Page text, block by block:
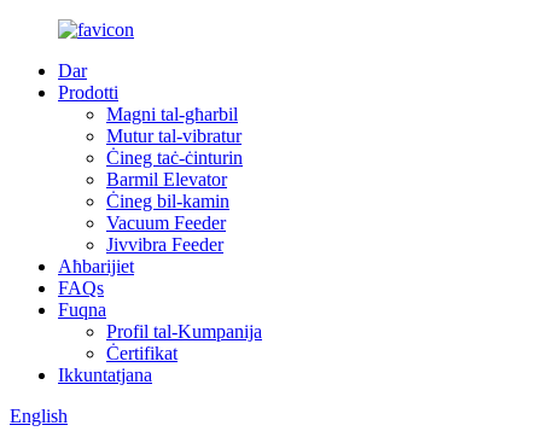
Dar
Prodotti
Magni tal-għarbil
Mutur tal-vibratur
Ċineg taċ-ċinturin
Barmil Elevator
Ċineg bil-kamin
Vacuum Feeder
Jivvibra Feeder
Aħbarijiet
FAQs
Fuqna
Profil tal-Kumpanija
Ċertifikat
Ikkuntatjana
English